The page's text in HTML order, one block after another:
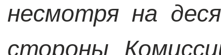
несмотря на
стороны